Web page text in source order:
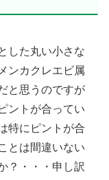
した丸い小さな
ンカクレエビ属
と思うのですが
ントが合ってい
特にピントが合
とは間違いない
？・・・申し訳